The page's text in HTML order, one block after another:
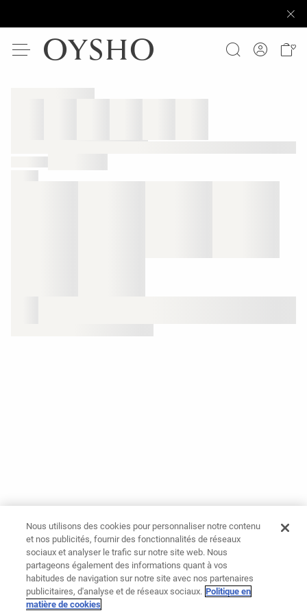
Nous utilisons des cookies pour personnaliser notre contenu
et nos publicités, fournir des fonctionnalités de réseaux
sociaux et analyser le trafic sur notre site web. Nous
partageons également des informations quant à vos
habitudes de navigation sur notre site avec nos partenaires
publicitaires, d'analyse et de réseaux sociaux. Politique en
matière de cookies